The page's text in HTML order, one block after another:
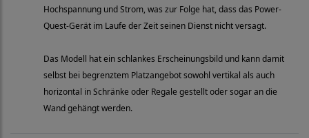
Hochspannung und Strom, was zur Folge hat, dass das Power-
Quest-Gerät im Laufe der Zeit seinen Dienst nicht versagt.
Das Modell hat ein schlankes Erscheinungsbild und kann damit
selbst bei begrenztem Platzangebot sowohl vertikal als auch
horizontal in Schränke oder Regale gestellt oder sogar an die
Wand gehängt werden.